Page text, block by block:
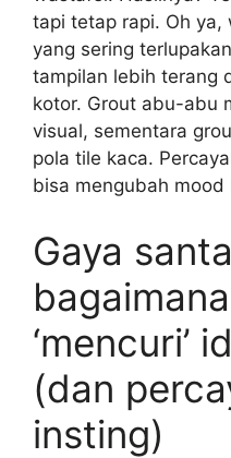
tapi tetap rapi. Oh
yang sering
tampilan lebih terang
kotor. Grout abu-abu
visual, sementara
pola tile kaca.
bisa mengubah mood
Gaya
‘mencuri’
(dan
insting)